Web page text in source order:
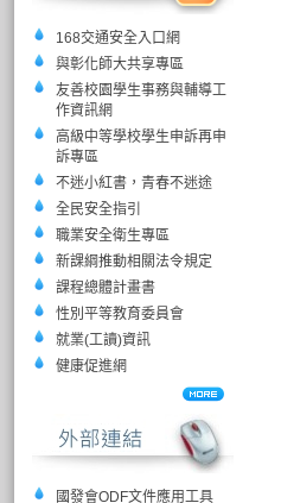
168交通安全入口網
與彰化師大共享專區
友善校園學生事務與輔導工
作資訊網
高級中等學校學生申訴再申
訴專區
不迷小紅書，青春不迷途
全民安全指引
職業安全衛生專區
新課綱推動相關法令規定
課程總體計畫書
性別平等教育委員會
就業(工讀)資訊
健康促進網
國發會ODF文件應用工具